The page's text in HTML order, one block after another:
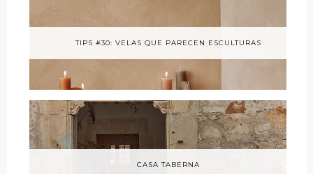
TIPS #30: VELAS QUE PARECEN ESCULTURAS
CASA TABERNA